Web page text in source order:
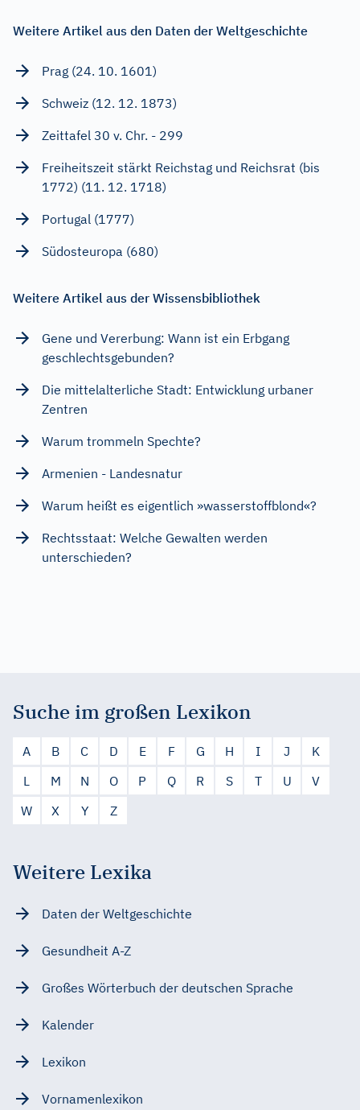
Weitere Artikel aus den Daten der Weltgeschichte
Prag (24. 10. 1601)
Schweiz (12. 12. 1873)
Zeittafel 30 v. Chr. - 299
Freiheitszeit stärkt Reichstag und Reichsrat (bis
1772) (11. 12. 1718)
Portugal (1777)
Südosteuropa (680)
Weitere Artikel aus der Wissensbibliothek
Gene und Vererbung: Wann ist ein Erbgang
geschlechtsgebunden?
Die mittelalterliche Stadt: Entwicklung urbaner
Zentren
Warum trommeln Spechte?
Armenien - Landesnatur
Warum heißt es eigentlich »wasserstoffblond«?
Rechtsstaat: Welche Gewalten werden
unterschieden?
Suche im großen Lexikon
A B C D E F G H I J
K
L
M N O P Q R S T U
V
W
X Y Z
Weitere Lexika
Daten der Weltgeschichte
Gesundheit A-Z
Großes Wörterbuch der deutschen Sprache
Kalender
Lexikon
Vornamenlexikon